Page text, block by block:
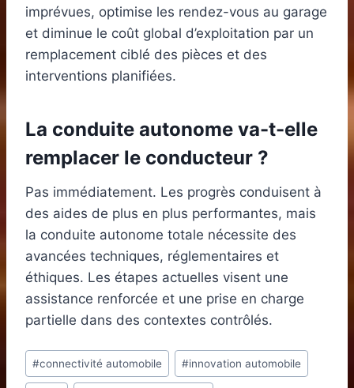
imprévues, optimise les rendez-vous au garage
et diminue le coût global d’exploitation par un
remplacement ciblé des pièces et des
interventions planifiées.
La conduite autonome va-t-elle
remplacer le conducteur ?
Pas immédiatement. Les progrès conduisent à
des aides de plus en plus performantes, mais
la conduite autonome totale nécessite des
avancées techniques, réglementaires et
éthiques. Les étapes actuelles visent une
assistance renforcée et une prise en charge
partielle dans des contextes contrôlés.
Étiquettes
de
#connectivité automobile #innovation automobile